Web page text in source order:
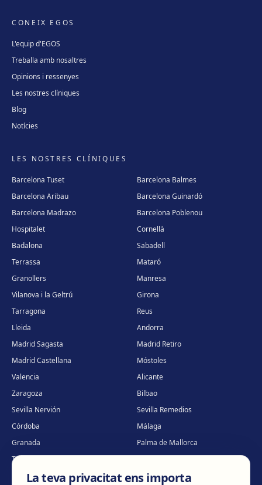
CONEIX EGOS
L'equip d'EGOS
Treballa amb nosaltres
Opinions i ressenyes
Les nostres clíniques
Blog
Notícies
LES NOSTRES CLÍNIQUES
Barcelona Tuset
Barcelona Balmes
Barcelona Aribau
Barcelona Guinardó
Barcelona Madrazo
Barcelona Poblenou
Hospitalet
Cornellà
Badalona
Sabadell
Terrassa
Mataró
Granollers
Manresa
Vilanova i la Geltrú
Girona
Tarragona
Reus
Lleida
Andorra
Madrid Sagasta
Madrid Retiro
Madrid Castellana
Móstoles
Valencia
Alicante
Zaragoza
Bilbao
Sevilla Nervión
Sevilla Remedios
Córdoba
Málaga
Granada
Palma de Mallorca
Tenerife
Portugal · Famalicão
Portugal · Guimarães
Clínica virtual*
La teva privacitat ens importa